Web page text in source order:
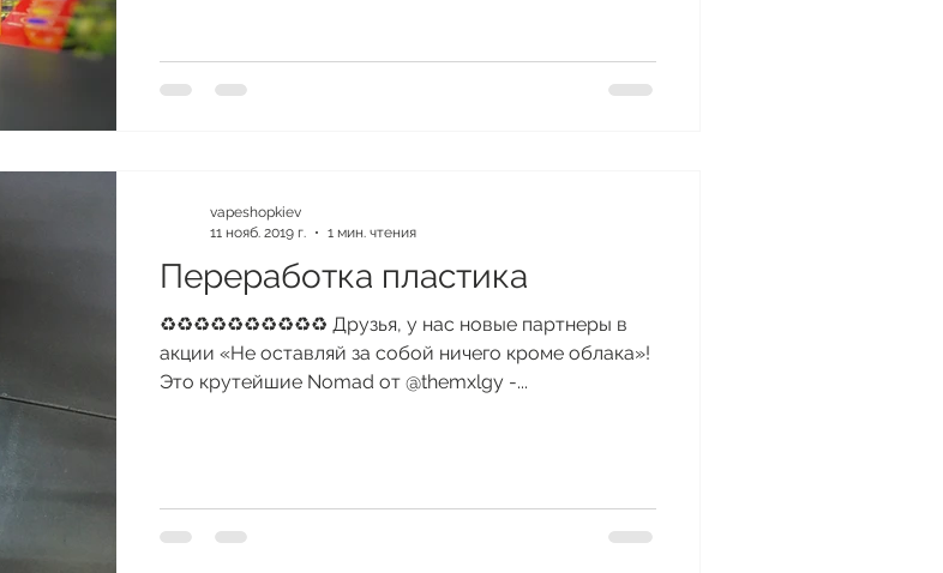
Переработка пластика
♻️♻️♻️♻️♻️♻️♻️♻️♻️♻️ Друзья, у нас новые партнеры в
акции «Не оставляй за собой ничего кроме облака»!
Это крутейшие Nomad от @themxlgy -...
vapeshopkiev
11 нояб. 2019 г.
1 мин. чтения